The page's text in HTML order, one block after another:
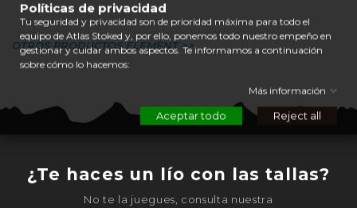
OTROS PRODUCTOS ELEMENT >>
¿Te haces un lío con las tallas?
No te la juegues, consulta nuestra
Políticas de privacidad
Tu seguridad y privacidad son de prioridad máxima para todo el
equipo de Atlas Stoked y, por ello, ponemos todo nuestro empeño en
gestionar y cuidar ambos aspectos. Te informamos a continuación
sobre cómo lo hacemos:
Más información
Aceptar todo Reject all